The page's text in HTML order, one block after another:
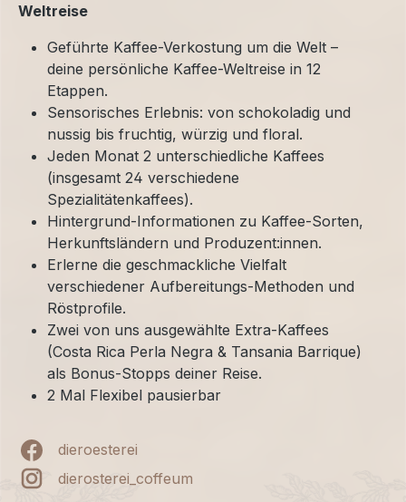
Weltreise
Geführte Kaffee-Verkostung um die Welt –
deine persönliche Kaffee-Weltreise in 12
Etappen.
Sensorisches Erlebnis: von schokoladig und
nussig bis fruchtig, würzig und floral.
Jeden Monat 2 unterschiedliche Kaffees
(insgesamt 24 verschiedene
Spezialitätenkaffees).
Hintergrund-Informationen zu Kaffee-Sorten,
Herkunftsländern und Produzent:innen.
Erlerne die geschmackliche Vielfalt
verschiedener Aufbereitungs-Methoden und
Röstprofile.
Zwei von uns ausgewählte Extra-Kaffees
(Costa Rica Perla Negra & Tansania Barrique)
als Bonus-Stopps deiner Reise.
2 Mal Flexibel pausierbar
dieroesterei
dierosterei_coffeum